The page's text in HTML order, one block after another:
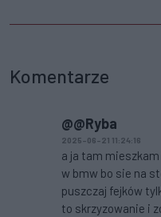
Komentarze
@@Ryba
2025-06-21 11:24:16
a ja tam mieszkam
w bmw bo sie na
puszczaj fejków
to skrzyzowanie i